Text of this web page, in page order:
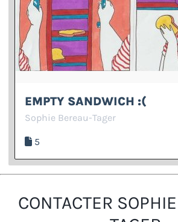
EMPTY SANDWICH :(
Sophie Bereau-Tager
5
CONTACTER